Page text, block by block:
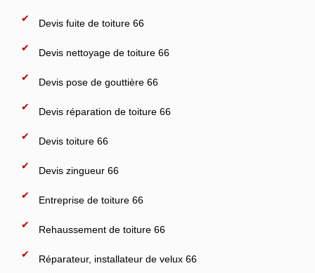
Devis fuite de toiture 66
Devis nettoyage de toiture 66
Devis pose de gouttière 66
Devis réparation de toiture 66
Devis toiture 66
Devis zingueur 66
Entreprise de toiture 66
Rehaussement de toiture 66
Réparateur, installateur de velux 66